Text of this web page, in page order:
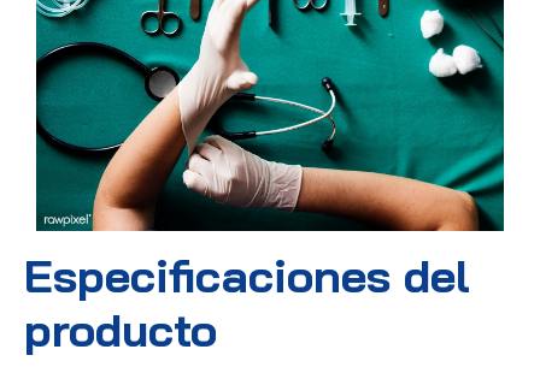
Especificaciones del
producto